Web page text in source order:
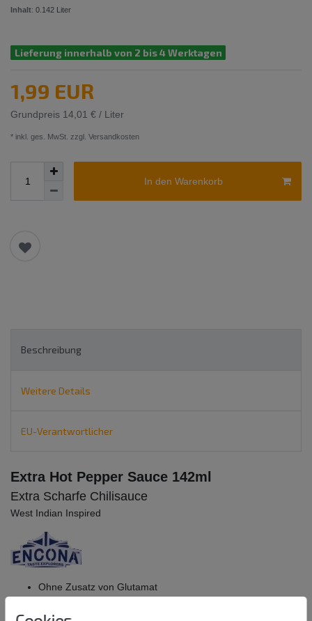
Inhalt: 0.142 Liter
Lieferung innerhalb von 2 bis 4 Werktagen
1,99 EUR
Grundpreis 14,01 € / Liter
* inkl. ges. MwSt. zzgl. Versandkosten
In den Warenkorb
Beschreibung
Weitere Details
EU-Verantwortlicher
Extra Hot Pepper Sauce 142ml
Extra Scharfe Chilisauce
West Indian Inspired
Ohne Zusatz von Glutamat